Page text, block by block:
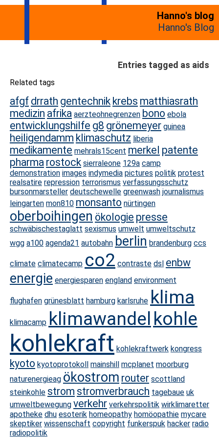
Hanno's blog
Hanno's Blog
Entries tagged as aids
Related tags
afgf drrath gentechnik krebs matthiasrath
medizin afrika aerzteohnegrenzen bono ebola
entwicklungshilfe g8 grönemeyer guinea
heiligendamm klimaschutz liberia
medikamente mehrals15cent merkel patente
pharma rostock sierraleone 129a camp
demonstration images indymedia pictures politik protest
realsatire repression terrorismus verfassungsschutz
bursonmarsteller deutschewelle greenwash journalismus
leingarten mon810 monsanto nürtingen
oberboihingen ökologie presse
schwäbischestaglatt sexismus umwelt umweltschutz
wgg a100 agenda21 autobahn berlin brandenburg ccs
climate climatecamp co2 contraste dsl enbw
energie energiesparen england environment
flughafen grünesblatt hamburg karlsruhe klima
klimacamp klimawandel kohle
kohlekraft kohlekraftwerk kongress
kyoto kyotoprotokoll mainshill mcplanet moorburg
naturenergieag ökostrom router scottland
steinkohle strom stromverbrauch tagebaue uk
umweltbewegung verkehr verkehrspolitik wirklimaretter
apotheke dhu esoterik homeopathy homöopathie mycare
skeptiker wissenschaft copyright funkerspuk hacker radio
radiopolitik